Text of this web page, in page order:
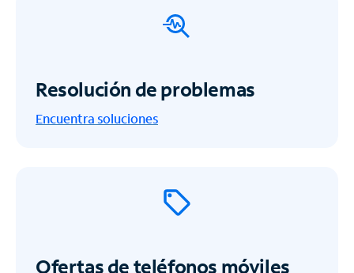
Resolución de problemas
Encuentra soluciones
Ofertas de teléfonos móviles